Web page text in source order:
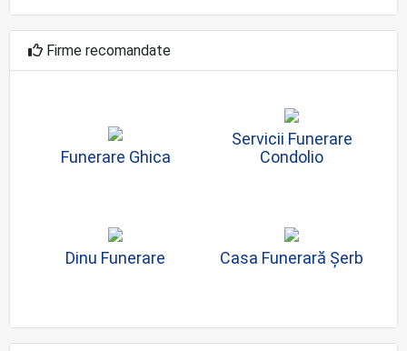
Firme recomandate
Funerare Ghica
Servicii Funerare
Condolio
Dinu Funerare Casa Funerară Șerb